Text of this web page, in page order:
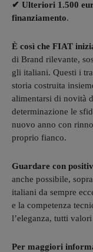
✔ Ulteriori 1.500
finanziamento.
È così che FIAT
di Brand rilevante,
gli italiani. Questi i
storia costruita
alimentarsi di novità
determinazione le
nuovo anno con
proprio fianco.
Guardare con
anche possibile,
italiani da sempre
e la competenza
l’eleganza, tutti
Per maggiori